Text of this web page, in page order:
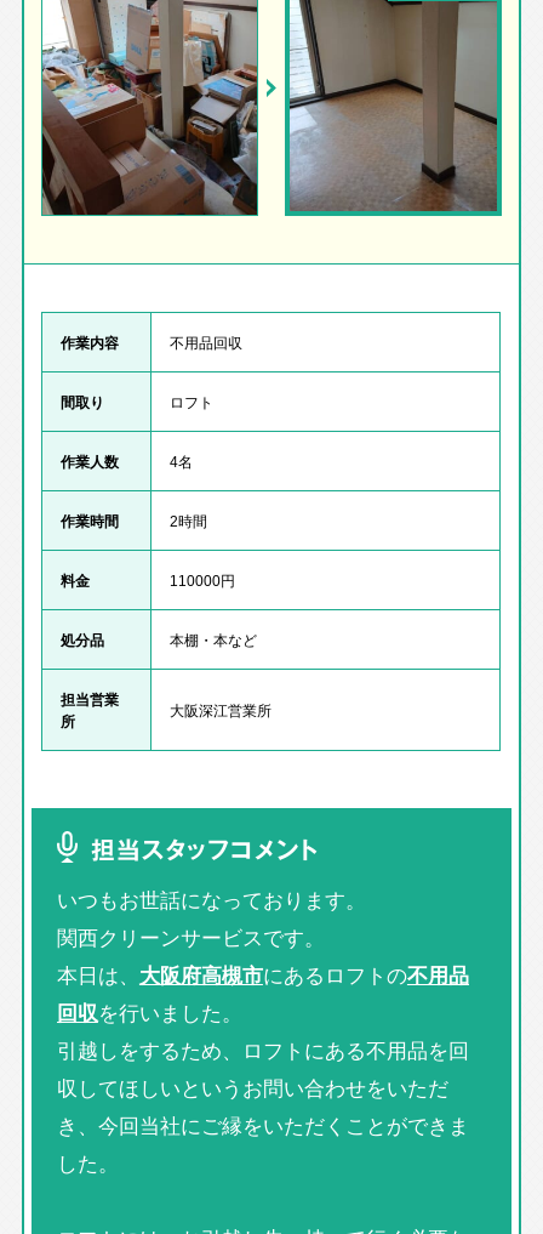
作業内容 不用品回収
間取り ロフト
作業人数 4名
作業時間 2時間
料金 110000円
処分品 本棚・本など
担当営業
所
大阪深江営業所
担当スタッフコメント
いつもお世話になっております。
関西クリーンサービスです。
本日は、 大阪府高槻市にあるロフトの不用品
回収を行いました。
引越しをするため、ロフトにある不用品を回
収してほしいというお問い合わせをいただ
き、今回当社にご縁をいただくことができま
した。